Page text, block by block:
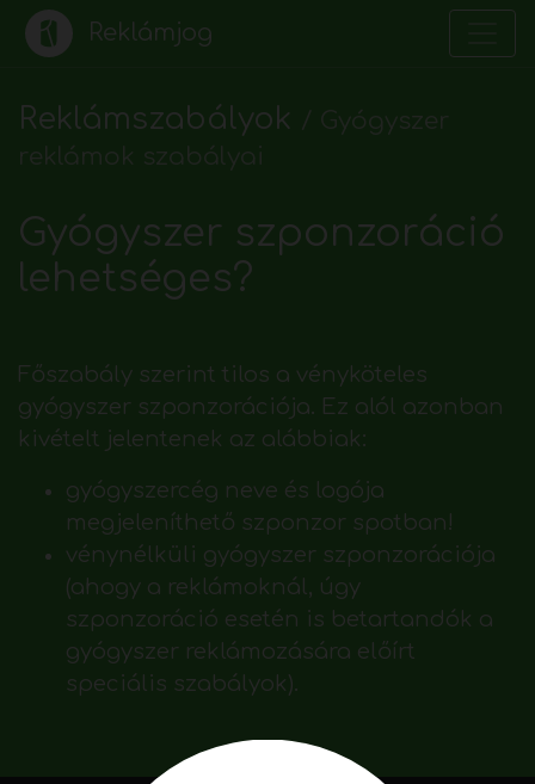
Reklámjog
Reklámszabályok
Gyógyszer szponzoráció
lehetséges?
Főszabály szerint tilos a vényköteles
gyógyszer szponzorációja. Ez alól azonban
kivételt jelentenek az alábbiak:
gyógyszercég neve és logója
megjeleníthető szponzor spotban!
vénynélküli gyógyszer szponzorációja
(ahogy a reklámoknál, úgy
szponzoráció esetén is betartandók a
gyógyszer reklámozására előírt
speciális szabályok).